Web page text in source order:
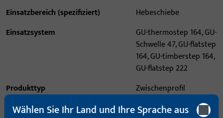
Einsatzbereich (spezifiziert)
Hebeschiebe
Einsatzsystem
GU-thermostep 164, GU-
Schwelle 47, GU-flatstep
164, GU-timberstep 164,
GU-flatstep 222
Produkttyp
Zwischenprofil
Oberflächenbeschreibung
Schwarz
Wählen Sie Ihr Land und Ihre Sprache aus